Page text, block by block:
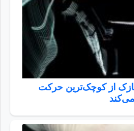
نازک از کوچک‌ترین حرکت
می‌کند